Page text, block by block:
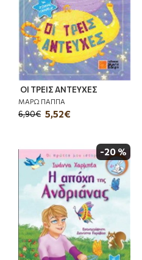
ΟΙ ΤΡΕΙΣ ΑΝΤΕΥΧΕΣ
ΜΑΡΩ ΠΑΠΠΑ
5,52€
6,90€
-20 %